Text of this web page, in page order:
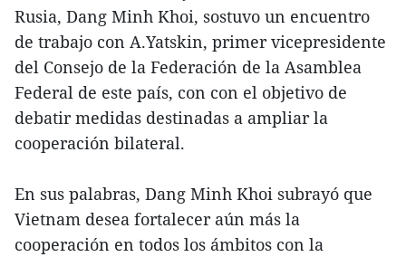
Rusia, Dang Minh Khoi, sostuvo un encuentro
de trabajo con A.Yatskin, primer vicepresidente
del Consejo de la Federación de la Asamblea
Federal de este país, con con el objetivo de
debatir medidas destinadas a ampliar la
cooperación bilateral.
En sus palabras, Dang Minh Khoi subrayó que
Vietnam desea fortalecer aún más la
cooperación en todos los ámbitos con la